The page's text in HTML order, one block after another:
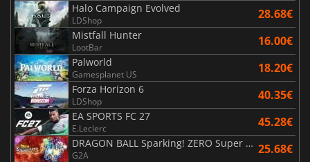
Halo Campaign Evolved
LDShop 28.68€
Mistfall Hunter
LootBar 16.00€
Palworld
Gamesplanet US 18.20€
Forza Horizon 6
LDShop 40.35€
EA SPORTS FC 27
E.Leclerc 45.28€
DRAGON BALL Sparking! ZERO Super Limit Breaking NEO
G2A 25.68€